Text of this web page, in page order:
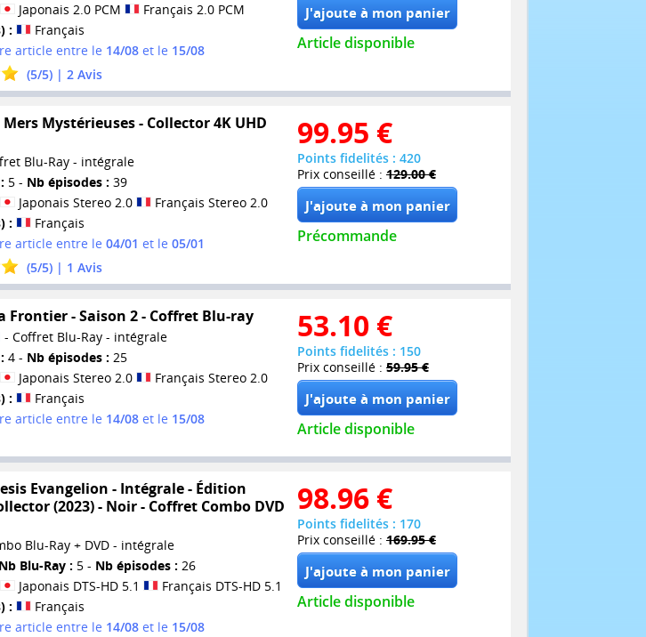
Japonais 2.0 PCM
Français 2.0 PCM
:
Français
article entre le 14/08et le 15/08
(5/5) | 2Avis
Article disponible
Mystérieuses - Collector 4K UHD
Blu-Ray - intégrale
5 - Nb épisodes : 39
Japonais Stereo 2.0
Français Stereo 2.0
:
Français
article entre le 04/01 et le 05/01
(5/5) | 1 Avis
99.95 €
Points fidelités : 420
Prix conseillé : 129.00 €
Précommande
Frontier - Saison 2 - Coffret Blu-ray
- Coffret Blu-Ray - intégrale
4 - Nb épisodes : 25
Japonais Stereo 2.0
Français Stereo 2.0
:
Français
article entre le 14/08et le 15/08
53.10 €
Points fidelités : 150
Prix conseillé : 59.95 €
Article disponible
Evangelion - Intégrale - Édition
(2023) - Noir - Coffret Combo DVD
Blu-Ray + DVD - intégrale
Nb Blu-Ray : 5 - Nb épisodes : 26
Japonais DTS-HD 5.1
Français DTS-HD 5.1
:
Français
article entre le 14/08et le 15/08
98.96 €
Points fidelités : 170
Prix conseillé : 169.95 €
Article disponible